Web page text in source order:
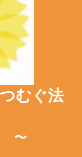
むぐ法
〜